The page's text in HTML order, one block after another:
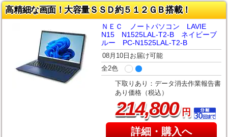
高精細な画面！大容量ＳＳＤ約５１２ＧＢ搭載！
ＮＥＣ ノートパソコン LAVIE
N15 N1525LAL-T2-B ネイビーブ
ルー PC-N1525LAL-T2-B
08月10日お届け可能
全2色
下取りあり：データ消去作業報告書
あり価格（税込）
214,800円
詳細・購入へ